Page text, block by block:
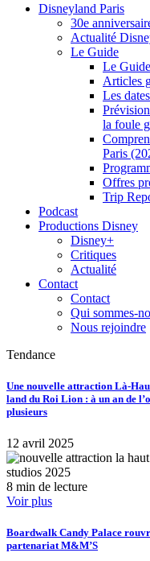
Disneyland Paris
30e
Actualité
Le Guide
Le
Articles
Les
la foule
Paris
Offres
Trip
Podcast
Productions Disney
Disney+
Critiques
Actualité
Contact
Contact
Qui sommes-
Nous rejoindre
Tendance
Une nouvelle attraction Là-
land du Roi Lion : à un an de
plusieurs
12 avril 2025
8 min de lecture
Voir plus
Boardwalk Candy Palace
partenariat M&M’S